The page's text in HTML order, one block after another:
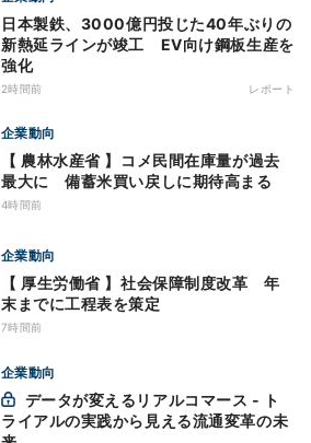
日本製鉄、3000億円投じた40年ぶりの
新熱延ラインが竣工 EV向け鋼板生産を
強化
2時間前 レポート
企業動向
【 農林水産省 】コメ民間在庫量が過去
最大に 備蓄米買い戻しに期待高まる
4時間前
企業動向
【 厚生労働省 】社会保障制度改革 年
末までに工程表を策定
7時間前
企業動向
ライアルの実践から見える流通変革の未